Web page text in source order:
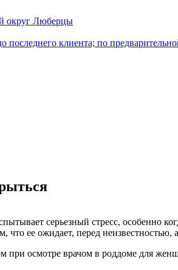
округ Люберцы
клиента; по
серьезный стресс, особенно
что ее ожидает, перед
осмотре врачом в роддоме для